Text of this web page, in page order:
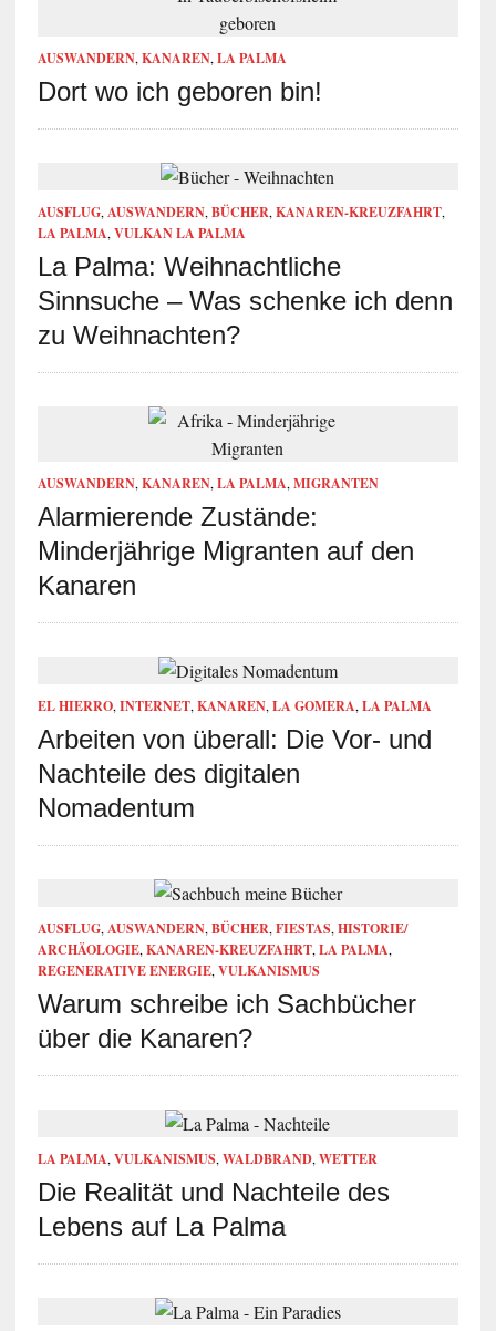
AUSWANDERN, KANAREN, LA PALMA
Dort wo ich geboren bin!
AUSFLUG, AUSWANDERN, BÜCHER, KANAREN-KREUZFAHRT,
LA PALMA, VULKAN LA PALMA
La Palma: Weihnachtliche
Sinnsuche – Was schenke ich denn
zu Weihnachten?
AUSWANDERN, KANAREN, LA PALMA, MIGRANTEN
Alarmierende Zustände:
Minderjährige Migranten auf den
Kanaren
EL HIERRO, INTERNET, KANAREN, LA GOMERA, LA PALMA
Arbeiten von überall: Die Vor- und
Nachteile des digitalen
Nomadentum
AUSFLUG, AUSWANDERN, BÜCHER, FIESTAS, HISTORIE/
ARCHÄOLOGIE, KANAREN-KREUZFAHRT, LA PALMA,
REGENERATIVE ENERGIE, VULKANISMUS
Warum schreibe ich Sachbücher
über die Kanaren?
LA PALMA, VULKANISMUS, WALDBRAND, WETTER
Die Realität und Nachteile des
Lebens auf La Palma